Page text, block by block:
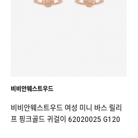
비비안웨스트우드
비비안웨스트우드 여성 미니 바스 릴리
프 핑크골드 귀걸이 62020025 G120